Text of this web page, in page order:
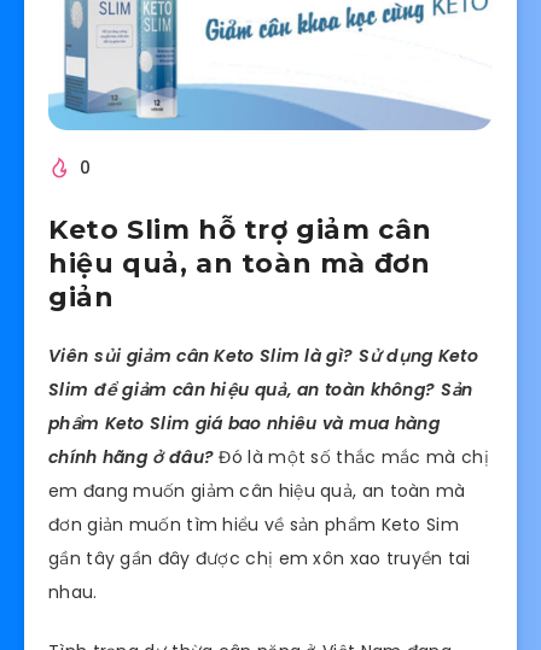
0
Keto Slim hỗ trợ giảm cân
hiệu quả, an toàn mà đơn
giản
Viên sủi giảm cân Keto Slim là gì? Sử dụng Keto
Slim để giảm cân hiệu quả, an toàn không? Sản
phẩm Keto Slim giá bao nhiêu và mua hàng
chính hãng ở đâu?Đó là một số thắc mắc mà chị
em đang muốn giảm cân hiệu quả, an toàn mà
đơn giản muốn tìm hiểu về sản phẩm Keto Sim
gần tây gần đây được chị em xôn xao truyền tai
nhau.